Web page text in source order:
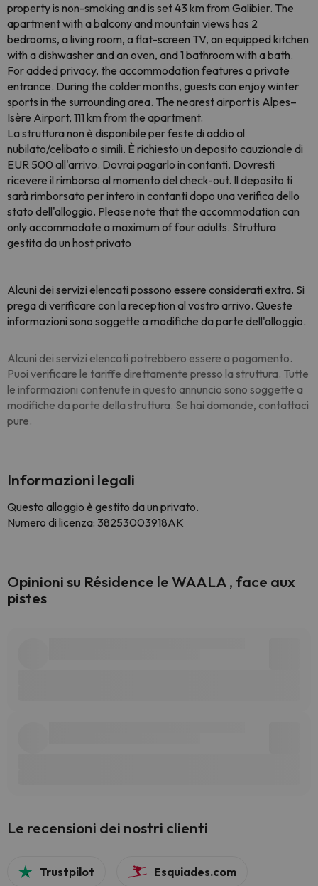
property is non-smoking and is set 43 km from Galibier. The
apartment with a balcony and mountain views has 2
bedrooms, a living room, a flat-screen TV, an equipped kitchen
with a dishwasher and an oven, and 1 bathroom with a bath.
For added privacy, the accommodation features a private
entrance. During the colder months, guests can enjoy winter
sports in the surrounding area. The nearest airport is Alpes–
Isère Airport, 111 km from the apartment.
La struttura non è disponibile per feste di addio al
nubilato/celibato o simili. È richiesto un deposito cauzionale di
EUR 500 all'arrivo. Dovrai pagarlo in contanti. Dovresti
ricevere il rimborso al momento del check-out. Il deposito ti
sarà rimborsato per intero in contanti dopo una verifica dello
stato dell'alloggio. Please note that the accommodation can
only accommodate a maximum of four adults. Struttura
gestita da un host privato
Alcuni dei servizi elencati possono essere considerati extra. Si
prega di verificare con la reception al vostro arrivo. Queste
informazioni sono soggette a modifiche da parte dell'alloggio.
Alcuni dei servizi elencati potrebbero essere a pagamento.
Puoi verificare le tariffe direttamente presso la struttura. Tutte
le informazioni contenute in questo annuncio sono soggette a
modifiche da parte della struttura. Se hai domande, contattaci
pure.
Informazioni legali
Questo alloggio è gestito da un privato.
Numero di licenza: 38253003918AK
Opinioni su Résidence le WAALA , face aux
pistes
Le recensioni dei nostri clienti
Trustpilot Esquiades.com